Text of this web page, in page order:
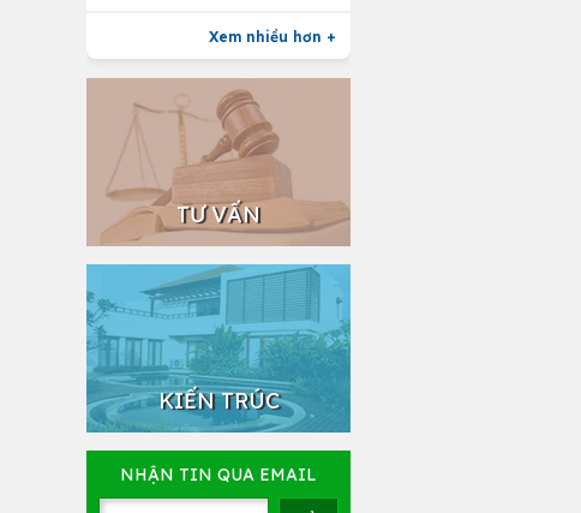
Xem nhiều hơn +
TƯ VẤN
KIẾN TRÚC
NHẬN TIN QUA EMAIL